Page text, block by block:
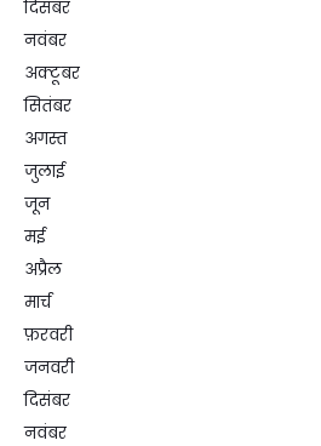
दिसंबर
नवंबर
अक्टूबर
सितंबर
अगस्त
जुलाई
जून
मई
अप्रैल
मार्च
फ़रवरी
जनवरी
दिसंबर
नवंबर